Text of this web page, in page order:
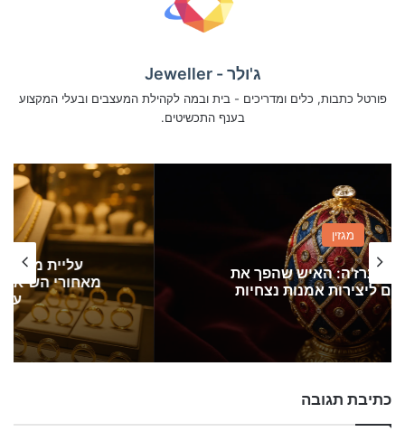
ג'ולר - Jeweller
פורטל כתבות, כלים ומדריכים - בית ובמה לקהילת המעצבים ובעלי המקצוע
בענף התכשיטים.
מאחורי השיא ההיסטורי ואיך זה משפיע על
עולם התכשיטים?
כתיבת תגובה